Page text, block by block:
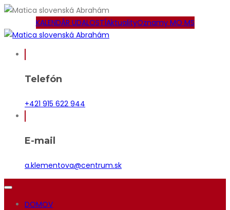
KALENDÁR UDALOSTÍAktualityOznamy MO MS
Telefón
+421 915 622 944
E-mail
a.klementova@centrum.sk
DOMOV